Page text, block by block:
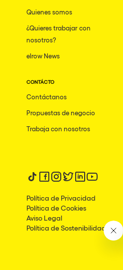
Quienes somos
¿Quieres trabajar con
nosotros?
elrow News
CONTÁCTO
Contáctanos
Propuestas de negocio
Trabaja con nosotros
Síguenos en tiktok
Síguenos en facebook
Síguenos en
Síguenos en
Síguenos en
Síguenos
Política de Privacidad
Política de Cookies
Aviso Legal
Política de Sostenibilidad